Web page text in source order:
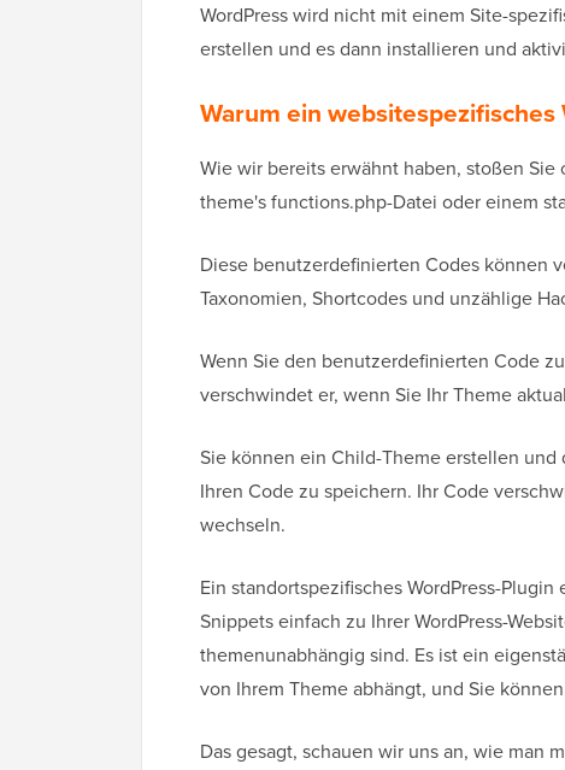
WordPress wird nicht mit einem Site-
erstellen und es dann installieren und
Warum ein
Wie wir bereits erwähnt haben, stoßen
theme's functions.php-Datei oder einem
Diese benutzerdefinierten Codes können
Taxonomien, Shortcodes und unzählige
Wenn Sie den benutzerdefinierten Code
verschwindet er, wenn Sie Ihr Theme
Sie können ein Child-Theme erstellen
Ihren Code zu speichern. Ihr Code
wechseln.
Ein standortspezifisches WordPress-
Snippets einfach zu Ihrer WordPress-
themenunabhängig sind. Es ist ein
von Ihrem Theme abhängt, und Sie
Das gesagt, schauen wir uns an, wie man